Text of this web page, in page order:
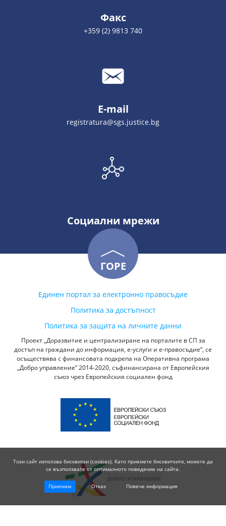
Факс
+359 (2) 9813 740
E-mail
registratura@sgs.justice.bg
Социални мрежи
ГОРЕ
Единен портал за електронно правосъдие
Политика за достъпност
Политика за защита на личните данни
Проект „Доразвитие и централизиране на порталите в СП за
достъп на граждани до информация, е-услуги и е-правосъдие“, се
осъществява с финансовата подкрепа на Оперативна програма
„Добро управление“ 2014-2020, съфинансирана от Европейския
съюз чрез Европейския социален фонд
Този сайт използва бисквитки (cookies). Като приемете бисквитките, можете да
се възползвате от оптималното поведение на сайта.
Приемам Отказ Повече информация